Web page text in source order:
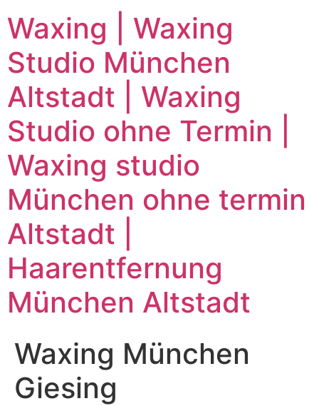
Waxing | Waxing
Studio München
Altstadt | Waxing
Studio ohne Termin |
Waxing studio
München ohne termin
Altstadt |
Haarentfernung
München Altstadt
Waxing München
Giesing